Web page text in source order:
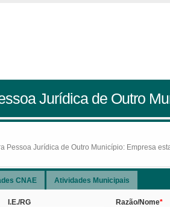
Jurídica de Outro
Pessoa Jurídica de Outro Município: Empresa
CNAE Atividades Municipais
I.E./RG Razão/Nome